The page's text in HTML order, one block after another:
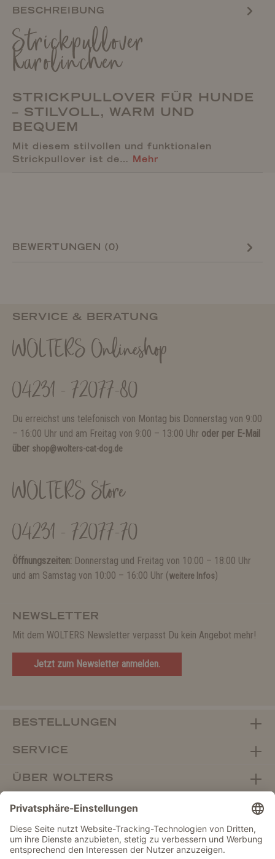
BESCHREIBUNG
Strickpullover
Karolinchen
STRICKPULLOVER FÜR HUNDE
– STILVOLL, WARM UND
BEQUEM
Mit diesem stilvollen und funktionalen
Strickpullover ist de… Mehr
BEWERTUNGEN (0)
SERVICE & BERATUNG
WOLTERS Onlineshop
04231 - 72077-80
Du erreichst uns telefonisch von Montag bis Donnerstag von 9:00
– 16:00 Uhr und am Freitag von 9:00 – 13:00 Uhr oder per E-Mail
über shop@wolters-cat-dog.de
WOLTERS Store
04231 - 72077-70
Öffnungszeiten: Donnerstag und Freitag von 10:00 – 18:00 Uhr
und am Samstag von 10:00 – 16:00 Uhr (weitere Infos)
NEWSLETTER
Mit dem WOLTERS Newsletter verpasst Du kein Angebot mehr!
Jetzt zum Newsletter anmelden.
BESTELLUNGEN
SERVICE
ÜBER WOLTERS
FACHHANDEL
Vertrag widerrufen